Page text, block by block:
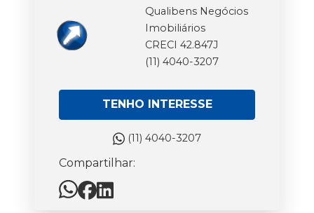
Qualibens Negócios
Imobiliários
CRECI 42.847J
(11) 4040-3207
TENHO INTERESSE
(11) 4040-3207
Compartilhar: